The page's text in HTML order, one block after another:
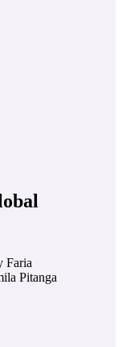
Faria
Pitanga